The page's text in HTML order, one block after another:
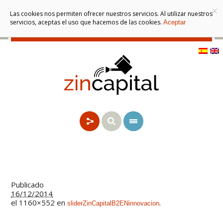
Publicado
16/12/2014
el 1160×552 ensliderZinCapitalB2ENinnovacion.
×
Las cookies nos permiten ofrecer nuestros servicios. Al utilizar nuestros
servicios, aceptas el uso que hacemos de las cookies. Aceptar